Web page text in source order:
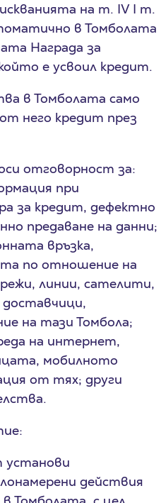
на т. IV I т.
в Томболата
Награда за
е усвоил кредит.
в Томболата само
него кредит през
отговорност за:
при
за кредит, дефектно
предаване на данни;
връзка,
по отношение на
линии, сателити,
на тази Томбола;
на интернет,
мобилното
от тях; други
установи
действия